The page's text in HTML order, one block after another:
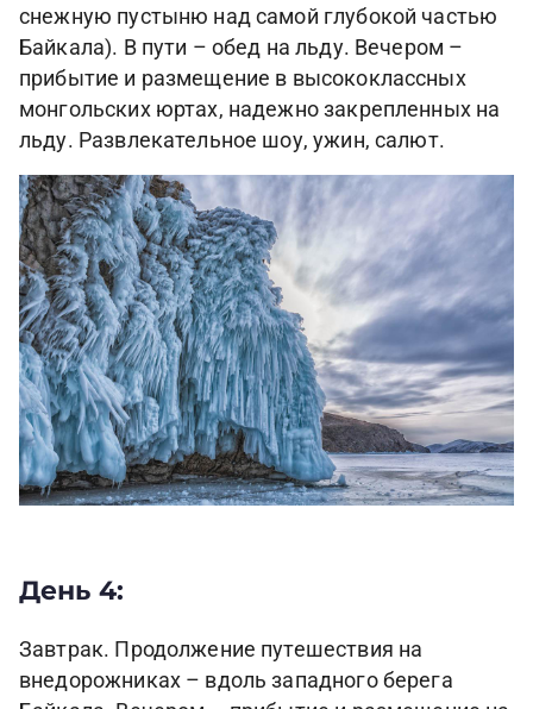
снежную пустыню над самой глубокой частью
Байкала). В пути – обед на льду. Вечером –
прибытие и размещение в высококлассных
монгольских юртах, надежно закрепленных на
льду. Развлекательное шоу, ужин, салют.
День 4:
Завтрак. Продолжение путешествия на
внедорожниках – вдоль западного берега